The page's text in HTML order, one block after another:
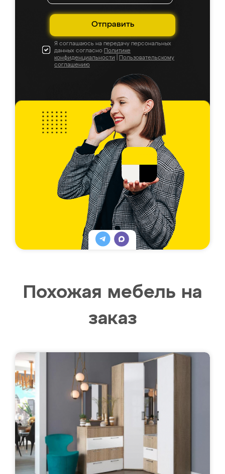
Отправить
Я соглашаюсь на передачу персональных
данных согласно Политике
конфиденциальности
Пользовательскому
соглашению
Похожая мебель на
заказ